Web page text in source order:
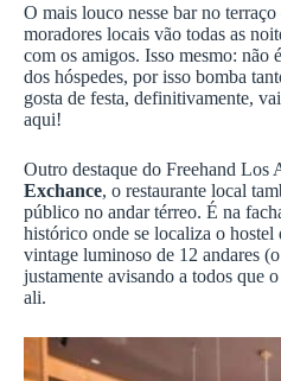
O mais louco nesse bar no
moradores locais vão todas as
com os amigos. Isso mesmo: não
dos hóspedes, por isso bomba
gosta de festa, definitivamente,
aqui!
Outro destaque do Freehand Los
Exchance, o restaurante local
público no andar térreo. É na
histórico onde se localiza o
vintage luminoso de 12 andares
justamente avisando a todos que
ali.